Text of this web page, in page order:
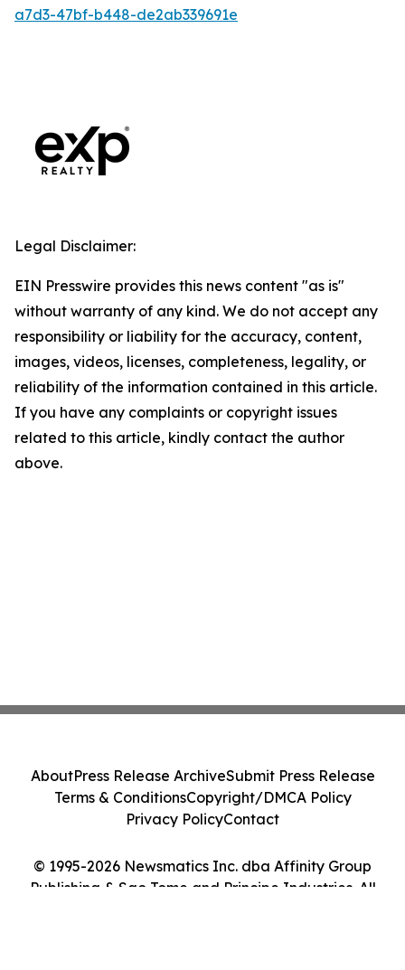
a7d3-47bf-b448-de2ab339691e
Legal Disclaimer:
EIN Presswire provides this news content "as is"
without warranty of any kind. We do not accept any
responsibility or liability for the accuracy, content,
images, videos, licenses, completeness, legality, or
reliability of the information contained in this article.
If you have any complaints or copyright issues
related to this article, kindly contact the author
above.
© 1995-2026 Newsmatics Inc. dba Affinity Group
Publishing & Sao Tome and Principe Industries. All
AboutPress Release ArchiveSubmit Press Release
Terms & ConditionsCopyright/DMCA Policy
Privacy PolicyContact